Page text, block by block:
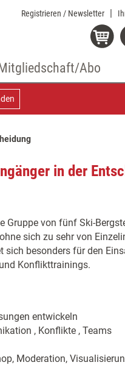
Registrieren / Newsletter
Abo
in der
Gruppe von fünf Ski-
sich zu sehr von
sich besonders für den
Konflikttrainings.
entwickeln
, Konflikte , Teams
Moderation,